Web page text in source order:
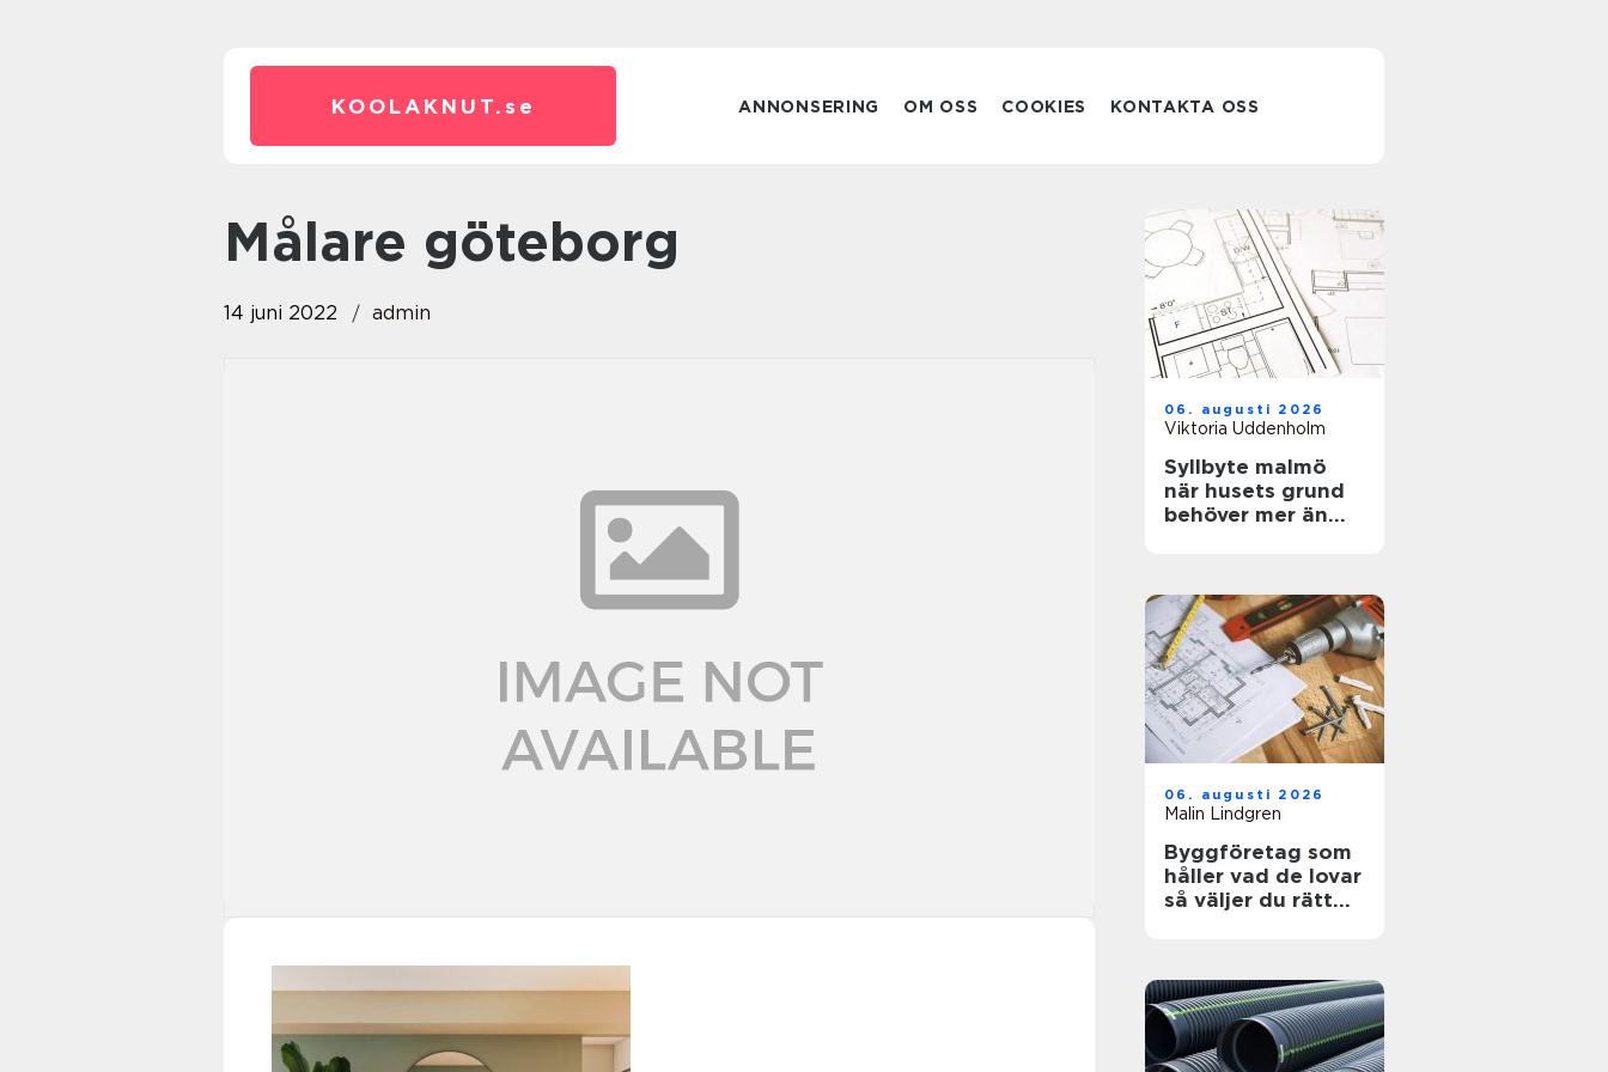
KOOLAKNUT. se ANNONSERING OM OSS COOKIES KONTAKTA OSS
målare göteborg
14 juni 2022 admin
06. augusti 2026
Viktoria Uddenholm
Syllbyte malmö
när husets grund
behöver mer än
06. augusti 2026
Malin Lindgren
Byggföretag som
håller vad de lovar
så väljer du rätt